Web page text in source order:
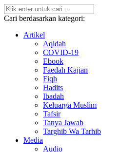
Cari berdasarkan kategori:
Artikel
Aqidah
COVID-19
Ebook
Faedah Kajian
Fiqh
Hadits
Ibadah
Keluarga Muslim
Tafsir
Tanya Jawab
Targhib Wa Tarhib
Media
Audio